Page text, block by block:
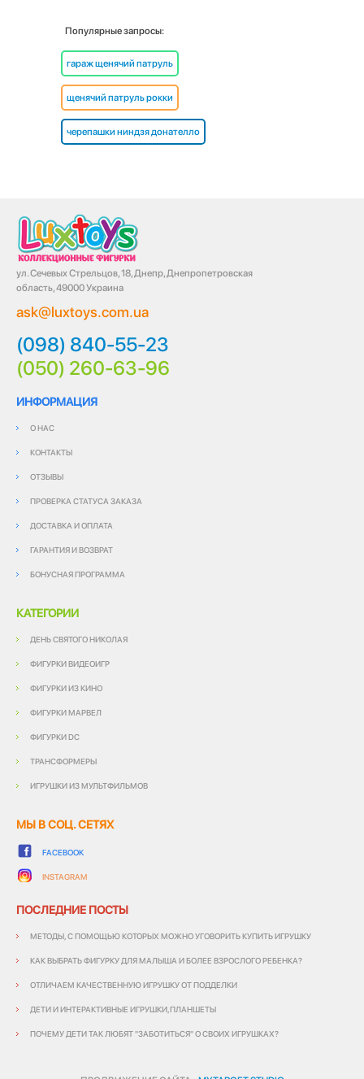
Популярные запросы:
гараж щенячий патруль
щенячий патруль рокки
черепашки ниндзя донателло
ул. Сечевых Стрельцов, 18, Днепр, Днепропетровская
область, 49000 Украина
ask@luxtoys.com.ua
(098) 840-55-23
(050) 260-63-96
ИНФОРМАЦИЯ
О НАС
КОНТАКТЫ
ОТЗЫВЫ
ПРОВЕРКА СТАТУСА ЗАКАЗА
ДОСТАВКА И ОПЛАТА
ГАРАНТИЯ И ВОЗВРАТ
БОНУСНАЯ ПРОГРАММА
КАТЕГОРИИ
ДЕНЬ СВЯТОГО НИКОЛАЯ
ФИГУРКИ ВИДЕОИГР
ФИГУРКИ ИЗ КИНО
ФИГУРКИ МАРВЕЛ
ФИГУРКИ DC
ТРАНСФОРМЕРЫ
ИГРУШКИ ИЗ МУЛЬТФИЛЬМОВ
МЫ В СОЦ. СЕТЯХ
FACEBOOK
INSTAGRAM
ПОСЛЕДНИЕ ПОСТЫ
МЕТОДЫ, С ПОМОЩЬЮ КОТОРЫХ МОЖНО УГОВОРИТЬ КУПИТЬ ИГРУШКУ
КАК ВЫБРАТЬ ФИГУРКУ ДЛЯ МАЛЫША И БОЛЕЕ ВЗРОСЛОГО РЕБЕНКА?
ОТЛИЧАЕМ КАЧЕСТВЕННУЮ ИГРУШКУ ОТ ПОДДЕЛКИ
ДЕТИ И ИНТЕРАКТИВНЫЕ ИГРУШКИ,ПЛАНШЕТЫ
ПОЧЕМУ ДЕТИ ТАК ЛЮБЯТ "ЗАБОТИТЬСЯ" О СВОИХ ИГРУШКАХ?